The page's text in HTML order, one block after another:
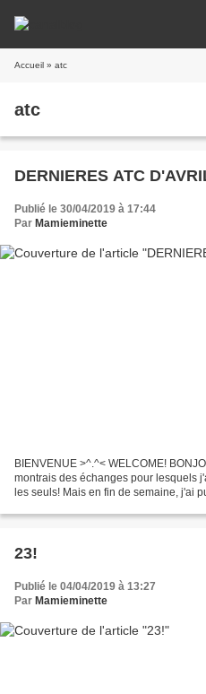
Accueil » atc
atc
DERNIERES ATC
Publié le 30/04/2019 à 17:44
Par Mamieminette
BIENVENUE >^.^< WELCOME!
montrais des échanges pour lesquels
les seuls! Mais en fin de semaine, j'ai
23!
Publié le 04/04/2019 à 13:27
Par Mamieminette